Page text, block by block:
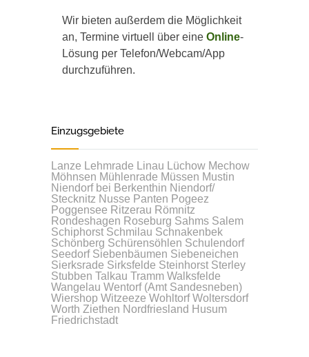
Wir bieten außerdem die Möglichkeit
an, Termine virtuell über eine Online-
Lösung per Telefon/Webcam/App
durchzuführen.
Einzugsgebiete
Lanze Lehmrade Linau Lüchow Mechow
Möhnsen Mühlenrade Müssen Mustin
Niendorf bei Berkenthin Niendorf/
Stecknitz Nusse Panten Pogeez
Poggensee Ritzerau Römnitz
Rondeshagen Roseburg Sahms Salem
Schiphorst Schmilau Schnakenbek
Schönberg Schürensöhlen Schulendorf
Seedorf Siebenbäumen Siebeneichen
Sierksrade Sirksfelde Steinhorst Sterley
Stubben Talkau Tramm Walksfelde
Wangelau Wentorf (Amt Sandesneben)
Wiershop Witzeeze Wohltorf Woltersdorf
Worth Ziethen Nordfriesland Husum
Friedrichstadt